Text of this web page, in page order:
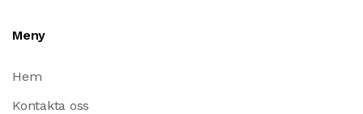
Meny
Hem
Kontakta oss